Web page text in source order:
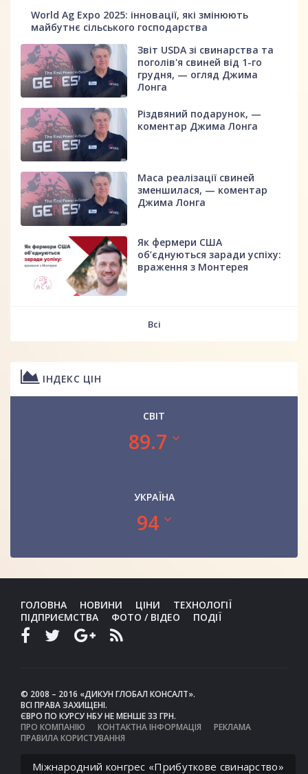
World Ag Expo 2025: інновації, які змінюють
майбутнє сільського господарства
Звіт USDA зі свинарства та
поголів'я свиней від 1-го
грудня, — огляд Джима
Лонга
Різдвяний подарунок, —
коментар Джима Лонга
Маса реалізації свиней
зменшилася, — коментар
Джима Лонга
Як фермери США
об’єднуються заради успіху:
враження з Монтерея
Всі
ІНДЕКС ЦІН
СВІТ
89.7
УКРАЇНА
94
ГОЛОВНА НОВИНИ ЦІНИ
ТЕХНОЛОГІЇ
ПІДПРИЄМСТВА
ФОТО / ВІДЕО ПОДІЇ
© 2008 – 2016 «ДИКУН ГЛОБАЛ КОНСАЛТ».
ВСІ ПРАВА ЗАХИЩЕНІ.
ЄВРО ПО КУРСУ НБУ НЕ МЕНШЕ 33 ГРН.
ПРО КОМПАНІЮ
КОНТАКТНА ІНФОРМАЦІЯ
РЕКЛАМА
ПРАВИЛА КОРИСТУВАННЯ
Міжнародний конгрес «Прибуткове свинарство»